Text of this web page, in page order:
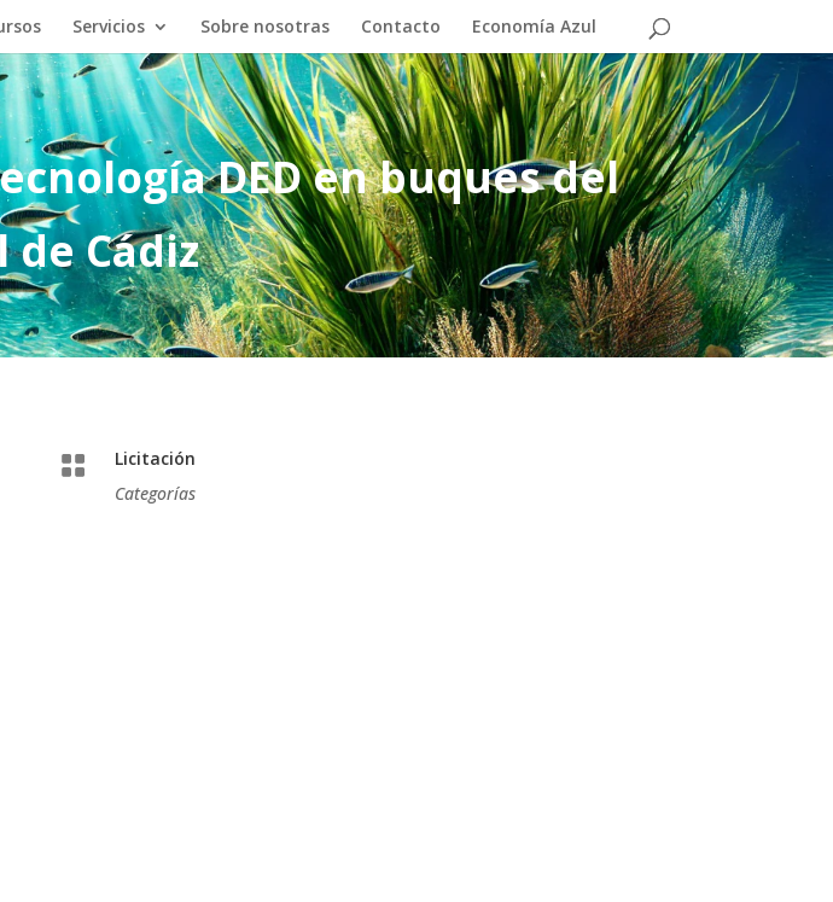
Servicios Sobre nosotras Contacto Economía Azul
DED en buques del
de Cádiz

Licitación
Categorías